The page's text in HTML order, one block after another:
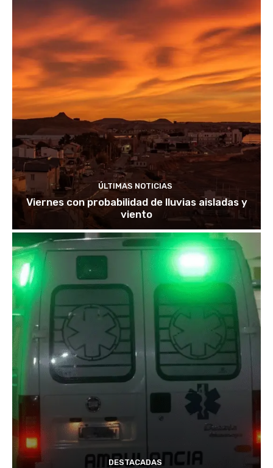
ÚLTIMAS NOTICIAS
Viernes con probabilidad de lluvias aisladas y
viento
DESTACADAS